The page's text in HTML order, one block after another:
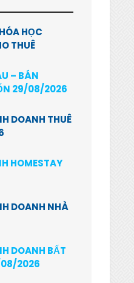
HỌC
THUÊ
– BÁN
29/08/2026
DOANH THUÊ
HOMESTAY
DOANH NHÀ
DOANH BẤT
08/2026